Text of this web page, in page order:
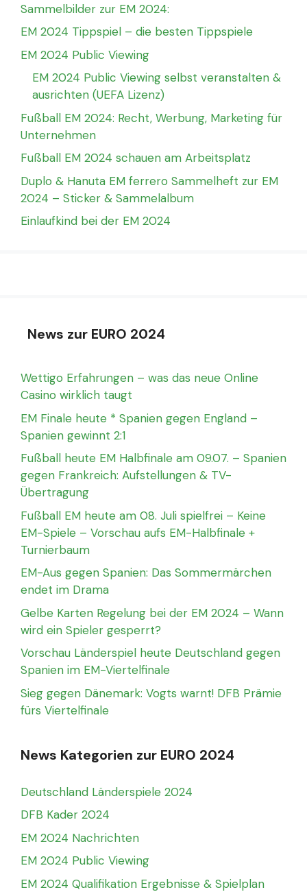
Sammelbilder zur EM 2024:
EM 2024 Tippspiel – die besten Tippspiele
EM 2024 Public Viewing
EM 2024 Public Viewing selbst veranstalten &
ausrichten (UEFA Lizenz)
Fußball EM 2024: Recht, Werbung, Marketing für
Unternehmen
Fußball EM 2024 schauen am Arbeitsplatz
Duplo & Hanuta EM ferrero Sammelheft zur EM
2024 – Sticker & Sammelalbum
Einlaufkind bei der EM 2024
News zur EURO 2024
Wettigo Erfahrungen – was das neue Online
Casino wirklich taugt
EM Finale heute * Spanien gegen England –
Spanien gewinnt 2:1
Fußball heute EM Halbfinale am 09.07. – Spanien
gegen Frankreich: Aufstellungen & TV-
Übertragung
Fußball EM heute am 08. Juli spielfrei – Keine
EM-Spiele – Vorschau aufs EM-Halbfinale +
Turnierbaum
EM-Aus gegen Spanien: Das Sommermärchen
endet im Drama
Gelbe Karten Regelung bei der EM 2024 – Wann
wird ein Spieler gesperrt?
Vorschau Länderspiel heute Deutschland gegen
Spanien im EM-Viertelfinale
Sieg gegen Dänemark: Vogts warnt! DFB Prämie
fürs Viertelfinale
News Kategorien zur EURO 2024
Deutschland Länderspiele 2024
DFB Kader 2024
EM 2024 Nachrichten
EM 2024 Public Viewing
EM 2024 Qualifikation Ergebnisse & Spielplan